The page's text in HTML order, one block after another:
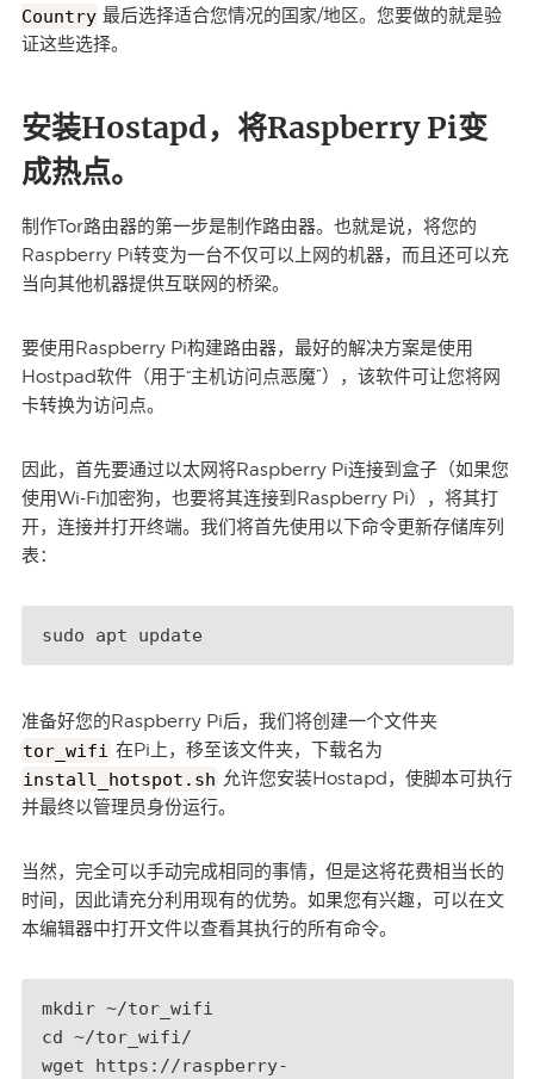
Country 最后选择适合您情况的国家/地区。您要做的就是验
证这些选择。
安装Hostapd，将Raspberry Pi变
成热点。
制作Tor路由器的第一步是制作路由器。也就是说，将您的
Raspberry Pi转变为一台不仅可以上网的机器，而且还可以充
当向其他机器提供互联网的桥梁。
要使用Raspberry Pi构建路由器，最好的解决方案是使用
Hostpad软件（用于“主机访问点恶魔”），该软件可让您将网
卡转换为访问点。
因此，首先要通过以太网将Raspberry Pi连接到盒子（如果您
使用Wi-Fi加密狗，也要将其连接到Raspberry Pi），将其打
开，连接并打开终端。我们将首先使用以下命令更新存储库列
表：
sudo apt update
准备好您的Raspberry Pi后，我们将创建一个文件夹
tor_wifi 在Pi上，移至该文件夹，下载名为
install_hotspot.sh 允许您安装Hostapd，使脚本可执行
并最终以管理员身份运行。
当然，完全可以手动完成相同的事情，但是这将花费相当长的
时间，因此请充分利用现有的优势。如果您有兴趣，可以在文
本编辑器中打开文件以查看其执行的所有命令。
mkdir ~/tor_wifi
cd ~/tor_wifi/
wget https://raspberry-